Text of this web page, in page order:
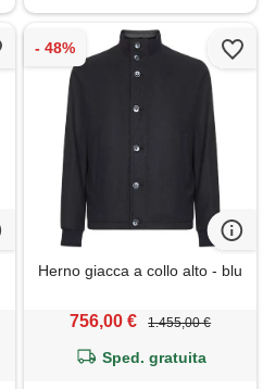
Herno giacca a collo alto - blu
756,00 € 1.455,00 €
Sped. gratuita